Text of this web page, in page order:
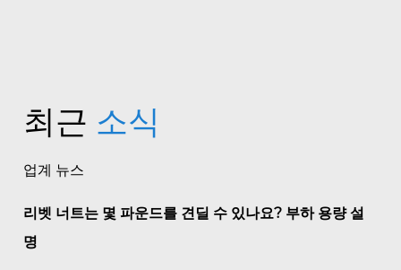
최근 소식
업계 뉴스
리벳 너트는 몇 파운드를 견딜 수 있나요? 부하 용량 설
명